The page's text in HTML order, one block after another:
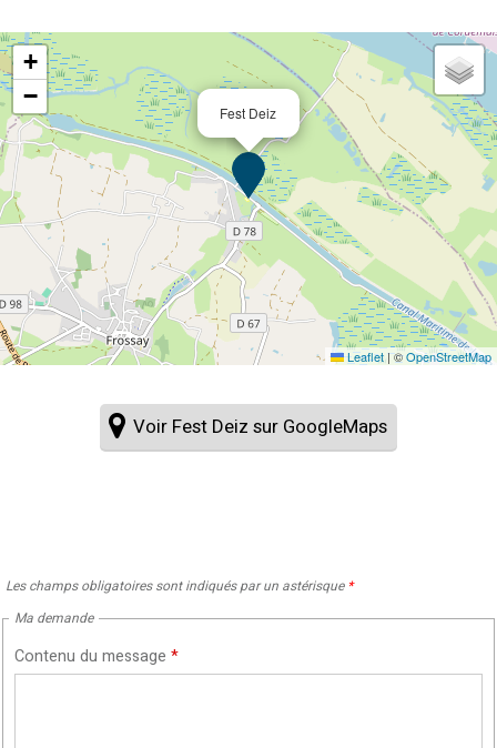
Fest Deiz
+
−
Leaflet|©OpenStreetMap
Voir Fest Deiz sur GoogleMaps
Les champs obligatoires sont indiqués par un astérisque *
Ma demande
Contenu du message *